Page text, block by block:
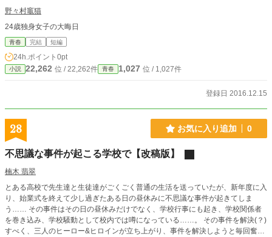
野々村竈猫
24歳独身女子の大晦日
青春 完結 短編
24h.ポイント 0pt
小説 22,262 位 / 22,262件 青春 1,027 位 / 1,027件
登録日 2016.12.15
28 お気に入り追加 0
不思議な事件が起こる学校で【改稿版】
楠木 翡翠
とある高校で先生達と生徒達がごくごく普通の生活を送っていたが、新年度に入
り、始業式を終えて少し過ぎたある日の昼休みに不思議な事件が起きてしま
う…… その事件はその日の昼休みだけでなく、学校行事にも起き、学校関係者
を巻き込み、学校騒動として校内では噂になっている……。 その事件を解決(？)
すべく、三人のヒーロー&ヒロインが立ち上がり、事件を解決しようと毎回奮闘